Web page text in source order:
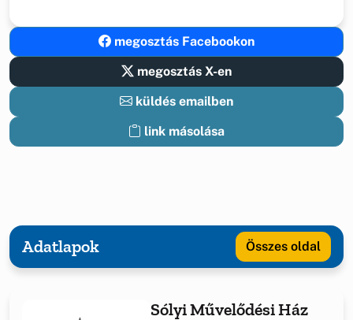
megosztás Facebookon
megosztás X-en
küldés emailben
link másolása
Adatlapok Összes oldal
Sólyi Művelődési Ház